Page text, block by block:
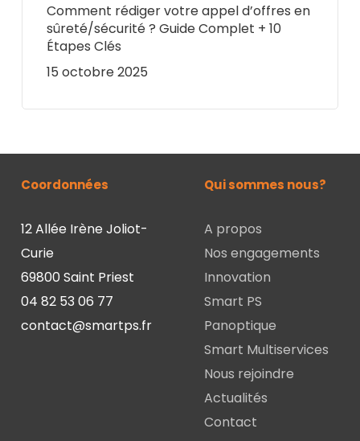
Comment rédiger votre appel d’offres en
sûreté/sécurité ? Guide Complet + 10
Étapes Clés
15 octobre 2025
Coordonnées
12 Allée Irène Joliot-
Curie
69800 Saint Priest
04 82 53 06 77
contact@smartps.fr
Qui sommes nous?
A propos
Nos engagements
Innovation
Smart PS
Panoptique
Smart Multiservices
Nous rejoindre
Actualités
Contact